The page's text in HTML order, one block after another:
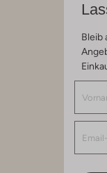
Bleib